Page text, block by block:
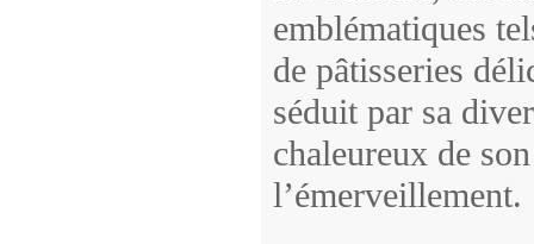
emblématiques
de pâtisseries
séduit par sa
chaleureux de
l’émerveillement.